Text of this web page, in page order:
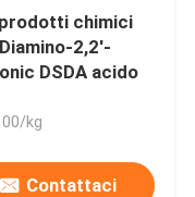
chimici
2,2'-
DSDA acido
kg
Contattaci